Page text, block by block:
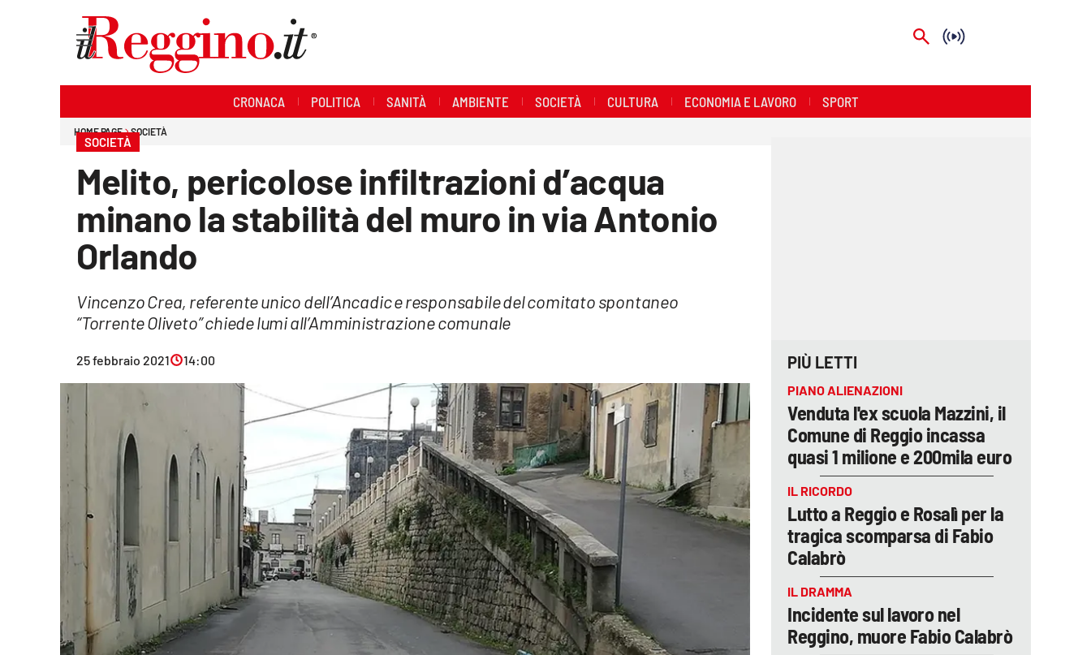
CRONACA POLITICA SANITÀ AMBIENTE SOCIETÀ CULTURA ECONOMIA E LAVORO SPORT
HOME PAGE SOCIETÀ
SOCIETÀ
Melito, pericolose infiltrazioni d’acqua
minano la stabilità del muro in via Antonio
Orlando
Vincenzo Crea, referente unico dell’Ancadic e responsabile del comitato spontaneo
“Torrente Oliveto” chiede lumi all’Amministrazione comunale
25 febbraio 2021 14:00 PIÙ LETTI
PIANO ALIENAZIONI
Venduta l'ex scuola Mazzini, il
Comune di Reggio incassa
quasi 1 milione e 200mila euro
IL RICORDO
Lutto a Reggio e Rosalì per la
tragica scomparsa di Fabio
Calabrò
IL DRAMMA
Incidente sul lavoro nel
Reggino, muore Fabio Calabrò